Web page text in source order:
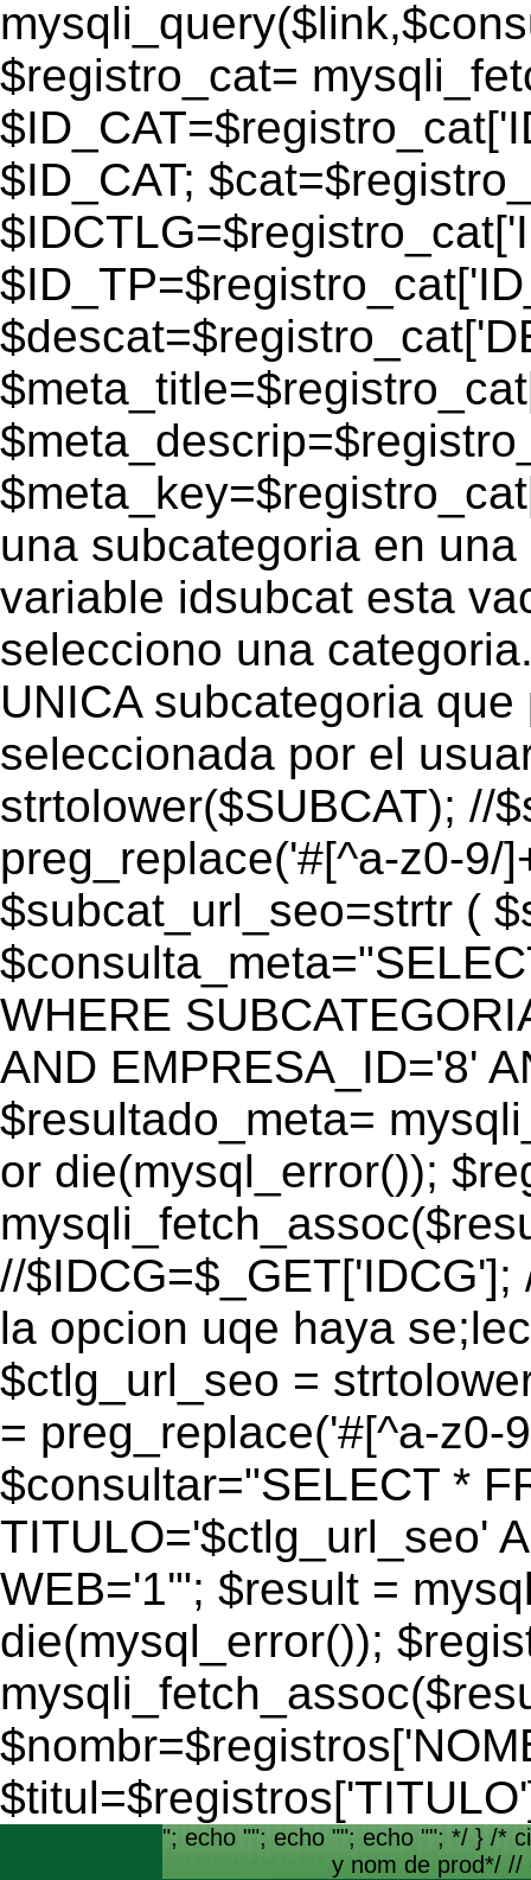
$registro_cat=
$ID_CAT;
una subcategoria en
variable idsubcat esta
selecciono una
UNICA subcategoria
seleccionada por el
strtolower($SUBCAT); //
preg_replace('#[^a-z0-9/
$subcat_url_seo=strtr (
WHERE
AND EMPRESA_ID='8'
$resultado_meta=
or die(mysql_error());
//
la opcion uqe haya
$ctlg_url_seo =
= preg_replace('#[^a-z0-
$consultar="SELECT *
TITULO='$ctlg_url_seo'
WEB='1'"; $result =
die(mysql_error());
"; echo ""; echo ""; echo ""; */ } /*
y nom de prod*/ //